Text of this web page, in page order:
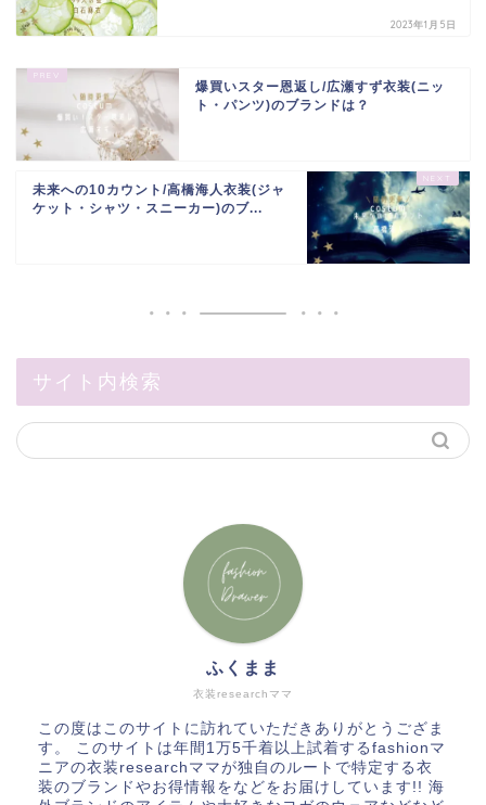
2023年1月5日
爆買いスター恩返し/広瀬すず衣装(ニッ
ト・パンツ)のブランドは？
未来への10カウント/高橋海人衣装(ジャ
ケット・シャツ・スニーカー)のブ...
サイト内検索
衣装researchママ
ふくまま
この度はこのサイトに訪れていただきありがとうござま
す。 このサイトは年間1万5千着以上試着するfashionマ
ニアの衣装researchママが独自のルートで特定する衣
装のブランドやお得情報をなどをお届けしています!! 海